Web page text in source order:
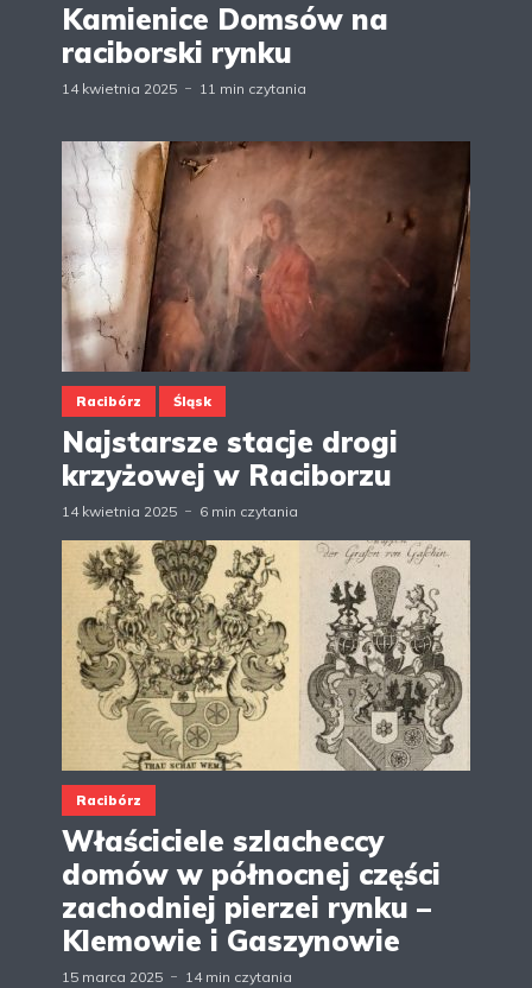
Kamienice Domsów na
raciborski rynku
14 kwietnia 2025 11 min czytania
Racibórz Śląsk
Najstarsze stacje drogi
krzyżowej w Raciborzu
14 kwietnia 2025 6 min czytania
Racibórz
Właściciele szlacheccy
domów w północnej części
zachodniej pierzei rynku –
Klemowie i Gaszynowie
15 marca 2025 14 min czytania